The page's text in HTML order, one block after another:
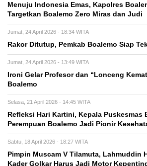
Menuju Indonesia Emas, Kapolres
Targetkan Boalemo Zero Miras dan Judi
Jumat, 24 April 2026 - 18:34 WITA
Rakor Ditutup, Pemkab Boalemo Siap
Jumat, 24 April 2026 - 13:49 WITA
Ironi Gelar Profesor dan “Lonceng
Boalemo
Selasa, 21 April 2026 - 14:45 WITA
Refleksi Hari Kartini, Kepala Puskesmas
Perempuan Boalemo Jadi Pionir
Sabtu, 18 April 2026 - 18:27 WITA
Pimpin Muscam V Tilamuta, Lahmuddin
Kader Golkar Harus Jadi Motor